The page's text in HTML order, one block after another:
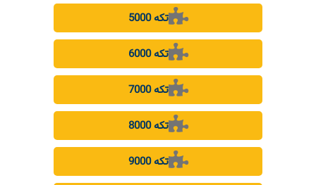
5000 تکه
6000 تکه
7000 تکه
8000 تکه
9000 تکه